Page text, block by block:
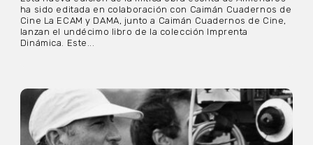
ha sido editada en colaboración con Caimán Cuadernos de
Cine La ECAM y DAMA, junto a Caimán Cuadernos de Cine,
lanzan el undécimo libro de la colección Imprenta
Dinámica. Este...